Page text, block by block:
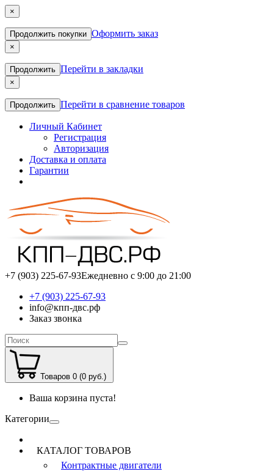
×
Продолжить покупки Оформить заказ
×
Продолжить Перейти в закладки
×
Продолжить Перейти в сравнение товаров
Личный Кабинет
Регистрация
Авторизация
Доставка и оплата
Гарантии
+7 (903) 225-67-93Ежедневно с 9:00 до 21:00
+7 (903) 225-67-93
info@кпп-двс.рф
Заказ звонка
Товаров 0 (0 руб.)
Ваша корзина пуста!
Категории
КАТАЛОГ ТОВАРОВ
Контрактные двигатели